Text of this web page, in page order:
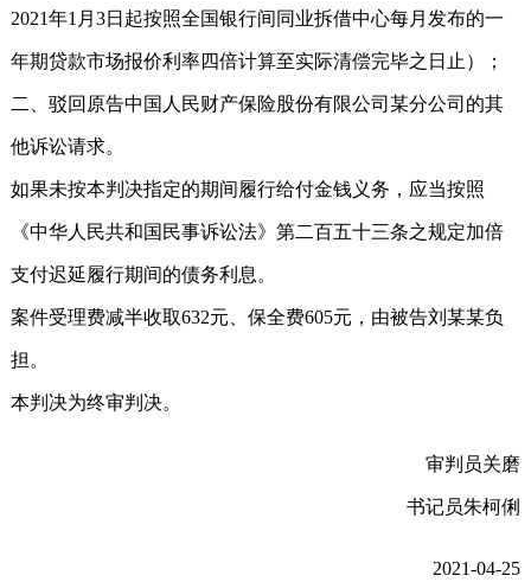
2021年1月3日起按照全国银行间同业拆借中心每月发布的一
年期贷款市场报价利率四倍计算至实际清偿完毕之日止）；
二、驳回原告中国人民财产保险股份有限公司某分公司的其
他诉讼请求。
如果未按本判决指定的期间履行给付金钱义务，应当按照
《中华人民共和国民事诉讼法》第二百五十三条之规定加倍
支付迟延履行期间的债务利息。
案件受理费减半收取632元、保全费605元，由被告刘某某负
担。
本判决为终审判决。
审判员关磨
书记员朱柯俐
2021-04-25